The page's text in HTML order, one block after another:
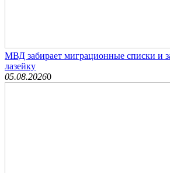
МВД забирает миграционные списки и
лазейку
05.08.20260